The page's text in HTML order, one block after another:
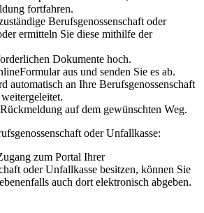
fortfahren.
Berufsgenossenschaft oder
ermitteln Sie diese mithilfe der
Dokumente hoch.
aus und senden Sie es ab.
automatisch an Ihre Berufsgenossenschaft
auf dem gewünschten Weg.
oder Unfallkasse:
zum Portal Ihrer
oder Unfallkasse besitzen, können Sie
auch dort elektronisch abgeben.